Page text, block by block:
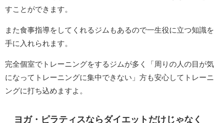
すことができます。
また食事指導をしてくれるジムもあるので一生役に立つ知識を
手に入れられます。
完全個室でトレーニングをするジムが多く「周りの人の目が気
になってトレーニングに集中できない」方も安心してトレーニ
ングに打ち込めますよ。
ヨガ・ピラティスならダイエットだけじゃなく